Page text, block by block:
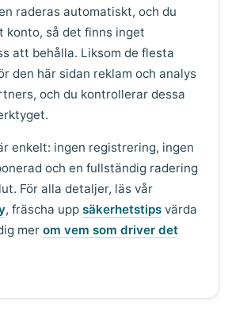
raderas automatiskt, och du
konto, så det finns inget
att behålla. Liksom de flesta
den här sidan reklam och analys
och du kontrollerar dessa
enkelt: ingen registrering, ingen
och en fullständig radering
För alla detaljer, läs vår
, fräscha upp säkerhetstips värda
mer om vem som driver det